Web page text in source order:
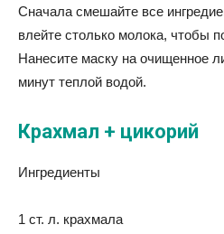
Сначала смешайте все
влейте столько молока, чтобы
Нанесите маску на очищенное
минут теплой водой.
Крахмал + цикорий
Ингредиенты
1 ст. л. крахмала